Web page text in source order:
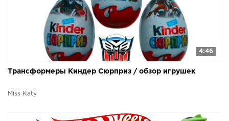
4:46
Трансформеры Киндер Сюрприз / обзор игрушек
Miss Katy